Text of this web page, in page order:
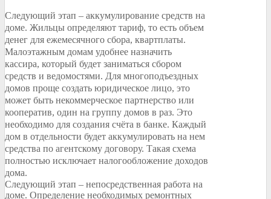
Следующий этап – аккумулирование средств на
доме. Жильцы определяют тариф, то есть объем
денег для ежемесячного сбора, квартплаты.
Малоэтажным домам удобнее назначить
кассира, который будет заниматься сбором
средств и ведомостями. Для многоподъездных
домов проще создать юридическое лицо, это
может быть некоммерческое партнерство или
кооператив, один на группу домов в раз. Это
необходимо для создания счёта в банке. Каждый
дом в отдельности будет аккумулировать на нем
средства по агентскому договору. Такая схема
полностью исключает налогообложение доходов
дома.
Следующий этап – непосредственная работа на
доме. Определение необходимых ремонтных